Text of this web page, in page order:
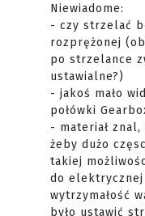
Niewiadome:
- czy strzelać
rozprężonej
po strzelance
ustawialne?)
- jakoś mało
połówki
- materiał
żeby dużo
takiej
do
wytrzymałość
było ustawić